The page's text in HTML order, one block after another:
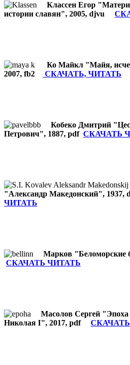
Классен Егор
истории славян", 2005, djvu
Ко Майкл "Майя,
2007, fb2
СКАЧАТЬ, ЧИТАТЬ
Кобеко Дмитрий
Петрович", 1887, pdf СКАЧАТЬ
"Александр Македонский",
ЧИТАТЬ
Марков
СКАЧАТЬ ЧИТАТЬ
Масолов Сергей "Эпоха
Николая I", 2017, pdf